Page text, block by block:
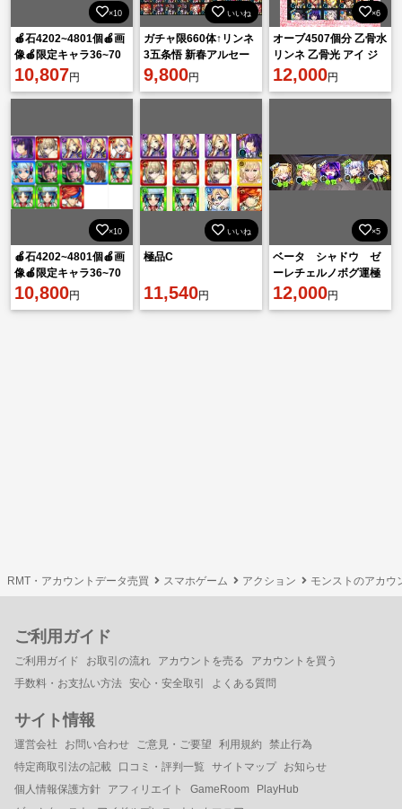
×10
🍎石4202~4801個🍎画
像🍎限定キャラ36~70
体🍎ランダム星5星
6*152~212体
10,807円
いいね
ガチャ限660体↑リンネ
3五条悟 新春アルセー
ヌ2ソロモン2アルセー
ヌ2ミライ3ネオ7新春
9,800円
×6
オーブ4507個分 乙骨水
リンネ 乙骨光 アイ ジ
ュゲム アルセーヌ グリ
ム兄弟α マサムネ
12,000円
×10
🍎石4202~4801個🍎画
像🍎限定キャラ36~70
体🍎ランダム星5星
6*152~212体
10,800円
いいね
極品C
11,540円
×5
ベータ シャドウ ゼ
ーレチェルノボグ運極
12,000円
RMT・アカウントデータ売買 スマホゲーム アクション モンストのアカウ
ご利用ガイド
ご利用ガイド お取引の流れ アカウントを売る
アカウントを買う
手数料・お支払い方法 安心・安全取引 よくある質問
サイト情報
運営会社 お問い合わせ ご意見・ご要望 利用規約
禁止行為
特定商取引法の記載
口コミ・評判一覧 サイトマップ
お知らせ
個人情報保護方針
アフィリエイト GameRoom
PlayHub